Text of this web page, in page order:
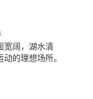
宽阔，湖水清
的理想场所。